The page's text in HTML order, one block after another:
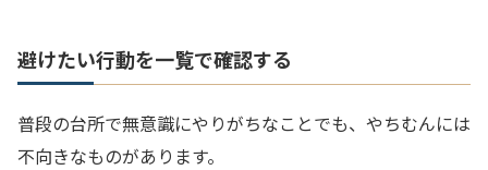
避けたい行動を一覧で確認する
普段の台所で無意識にやりがちなことでも、やちむんには
不向きなものがあります。